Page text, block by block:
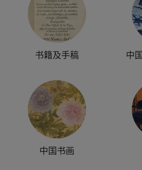
书籍及手稿 中
中国书画